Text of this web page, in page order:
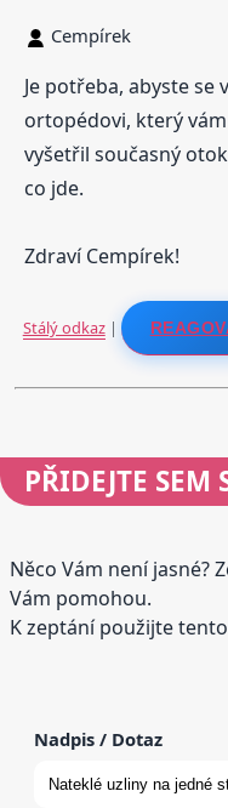
Cempírek
Je potřeba, abyste se
ortopédovi, který
vyšetřil současný
co jde.
Zdraví Cempírek!
Stálý odkaz|
PŘIDEJTE SEM
Něco Vám není jasné?
Vám pomohou.
K zeptání použijte
Nadpis / Dotaz